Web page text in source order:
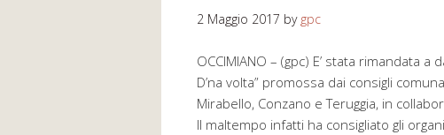
2 Maggio 2017 by gpc
OCCIMIANO – (gpc) E’ stata rimandata
D’na volta” promossa dai consigli
Mirabello, Conzano e Teruggia, in
Il maltempo infatti ha consigliato gli